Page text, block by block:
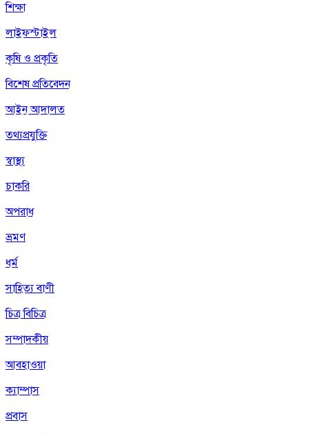
শিক্ষা
লাইফস্টাইল
কৃষি ও প্রকৃতি
বিশেষ প্রতিবেদন
আইন আদালত
তথ্যপ্রযুক্তি
স্বাস্থ্য
চাকরি
অপরাধ
ভ্রমণ
ধর্ম
সাহিত্য বাণী
চিত্র বিচিত্র
সম্পাদকীয়
আবহাওয়া
ক্যাম্পাস
প্রবাস